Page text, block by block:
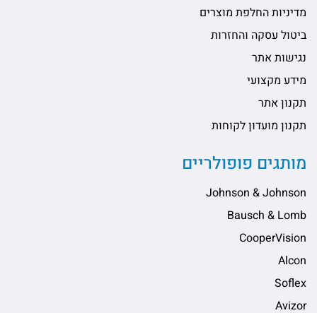
מדיניות החלפת מוצרים
ביטול עסקה והחזרות
נגישות אתר
מידע מקצועי
תקנון אתר
תקנון מועדון לקוחות
מותגים פופולריים
Johnson & Johnson
Bausch & Lomb
CooperVision
Alcon
Soflex
Avizor